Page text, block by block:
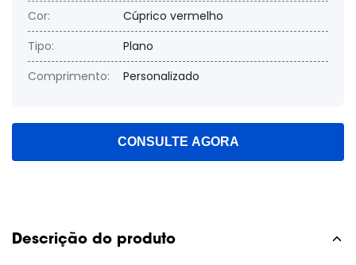
Cor:
Cúprico vermelho
Tipo:
Plano
Comprimento:
Personalizado
CONSULTE AGORA
Descrição do produto